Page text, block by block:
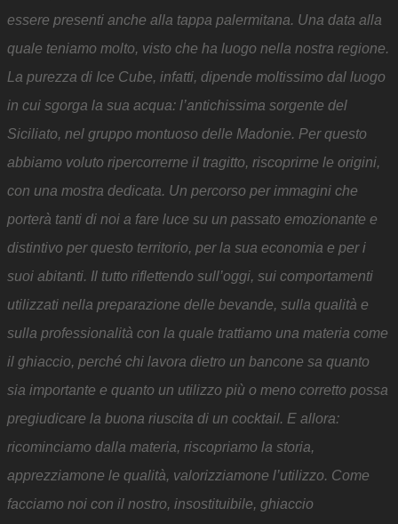
essere presenti anche alla tappa palermitana. Una data alla
quale teniamo molto, visto che ha luogo nella nostra regione.
La purezza di Ice Cube, infatti, dipende moltissimo dal luogo
in cui sgorga la sua acqua: l’antichissima sorgente del
Siciliato, nel gruppo montuoso delle Madonie. Per questo
abbiamo voluto ripercorrerne il tragitto, riscoprirne le origini,
con una mostra dedicata. Un percorso per immagini che
porterà tanti di noi a fare luce su un passato emozionante e
distintivo per questo territorio, per la sua economia e per i
suoi abitanti. Il tutto riflettendo sull’oggi, sui comportamenti
utilizzati nella preparazione delle bevande, sulla qualità e
sulla professionalità con la quale trattiamo una materia come
il ghiaccio, perché chi lavora dietro un bancone sa quanto
sia importante e quanto un utilizzo più o meno corretto possa
pregiudicare la buona riuscita di un cocktail. E allora:
ricominciamo dalla materia, riscopriamo la storia,
apprezziamone le qualità, valorizziamone l’utilizzo. Come
facciamo noi con il nostro, insostituibile, ghiaccio